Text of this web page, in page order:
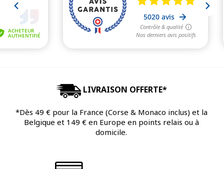
LIVRAISON OFFERTE*
*Dès 49 € pour la France (Corse & Monaco inclus) et la
Belgique et 149 € en Europe en points relais ou à
domicile.